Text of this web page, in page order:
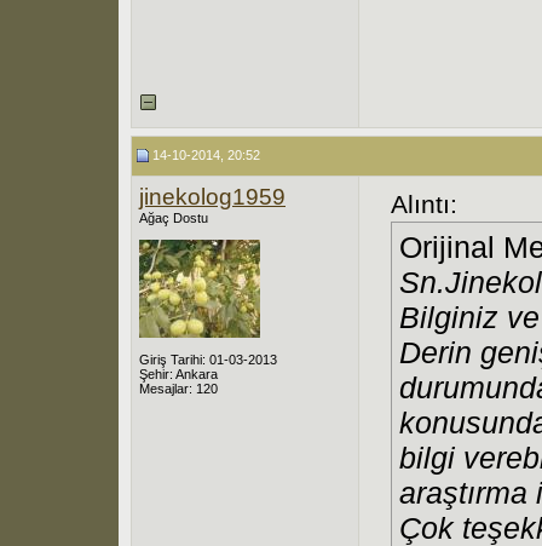
14-10-2014, 20:52
jinekolog1959
Ağaç Dostu
Giriş Tarihi: 01-03-2013
Şehir: Ankara
Mesajlar: 120
Alıntı:
Orijinal
Bilginiz
Derin
bilgi
Çok